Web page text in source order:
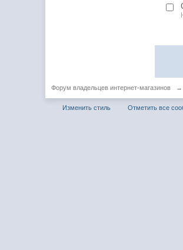
Форум владельцев интернет-магазинов →
Изменить стиль Отметить все